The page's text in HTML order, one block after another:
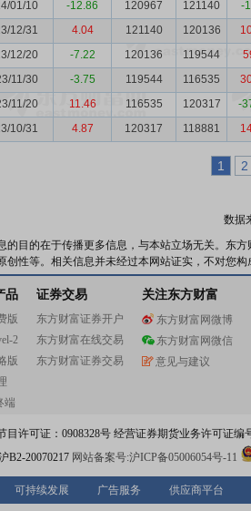
01/10
-12.86 120967 121140
-
12/31
4.04 121140 120136
12/20
-7.22 120136 119544
11/30
-3.75 119544 116535
11/20
11.46 116535 120317
-
10/31
4.87 120317 118881
1 2
数据
的目的在于传播更多信息，与本站立场无关。东
创性等。相关信息并未经过本网站证实，不对您
品
版
2
版
端
证券交易
东方财富证券开户
东方财富在线交易
东方财富证券交易
关注东方财富
东方财富网微博
东方财富网微信
意见与建议
许可证：0908328号 经营证券期货业务许可证编
B2-20070217 网站备案号:沪ICP备05006054号-11
可持续发展 广告服务 供应商平台